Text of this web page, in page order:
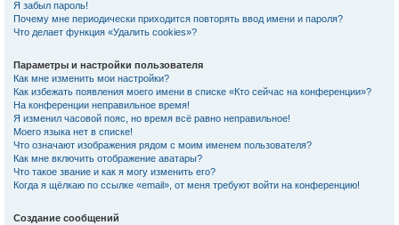
Я забыл пароль!
Почему мне периодически приходится повторять ввод имени и пароля?
Что делает функция «Удалить cookies»?
Параметры и настройки пользователя
Как мне изменить мои настройки?
Как избежать появления моего имени в списке «Кто сейчас на конференции»?
На конференции неправильное время!
Я изменил часовой пояс, но время всё равно неправильное!
Моего языка нет в списке!
Что означают изображения рядом с моим именем пользователя?
Как мне включить отображение аватары?
Что такое звание и как я могу изменить его?
Когда я щёлкаю по ссылке «email», от меня требуют войти на конференцию!
Создание сообщений